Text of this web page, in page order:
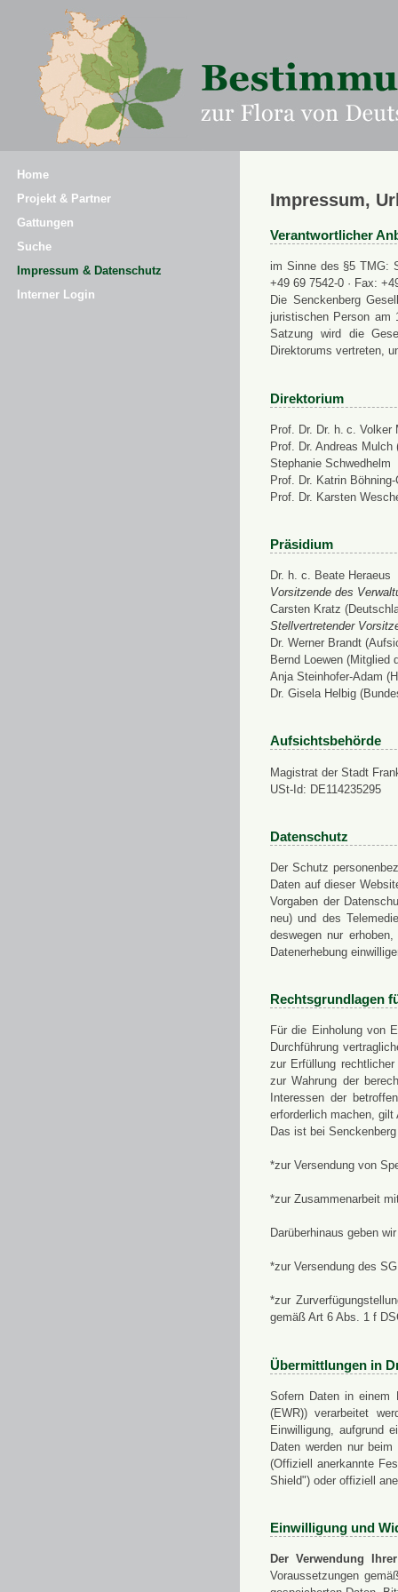
Home
Projekt & Partner
Gattungen
Suche
Impressum & Datenschutz
Interner Login
Impressum,
Verantwortlicher
im Sinne des §5 TMG:
+49 69 7542-0 · Fax:
Die Senckenberg
juristischen Person am
Satzung wird die
Direktorums vertreten,
Direktorium
Prof. Dr. Dr. h. c. Volker
Prof. Dr. Andreas
Stephanie Schwedhelm
Prof. Dr. Katrin
Prof. Dr. Karsten
Präsidium
Dr. h. c. Beate Heraeus
Vorsitzende des
Carsten Kratz
Stellvertretender
Dr. Werner Brandt
Bernd Loewen (Mitglied
Anja Steinhofer-Adam
Dr. Gisela Helbig
Aufsichtsbehörde
Magistrat der Stadt
USt-Id: DE114235295
Datenschutz
Der Schutz
Daten auf dieser
Vorgaben der
neu) und des
deswegen nur
Datenerhebung
Rechtsgrundlagen
Für die Einholung von
Durchführung
zur Erfüllung
zur Wahrung der
Interessen der
erforderlich machen,
Das ist bei
*zur Versendung von
*zur Zusammenarbeit
Darüberhinaus geben
*zur Versendung des
*zur
gemäß Art 6 Abs. 1 f
Übermittlungen in
Sofern Daten in einem
(EWR)) verarbeitet
Einwilligung, aufgrund
Daten werden nur
(Offiziell anerkannte
Shield") oder offiziell
Einwilligung und
Der Verwendung
Voraussetzungen